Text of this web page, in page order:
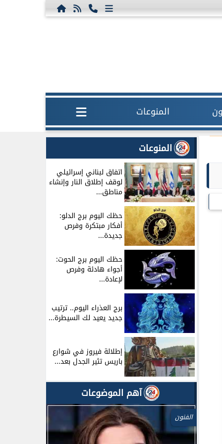
المنوعات
المنوعات
اتفاق لبناني إسرائيلي
لوقف إطلاق النار وإنشاء
مناطق...
حظك اليوم برج الدلو:
أفكار مبتكرة وفرص
جديدة...
حظك اليوم برج الحوت:
أجواء هادئة وفرص
لإعادة...
برج العذراء اليوم.. ترتيب
جديد يعيد لك السيطرة...
إطلالة فيروز في شوارع
باريس تثير الجدل بعد...
آهم الموضوعات
الفنون